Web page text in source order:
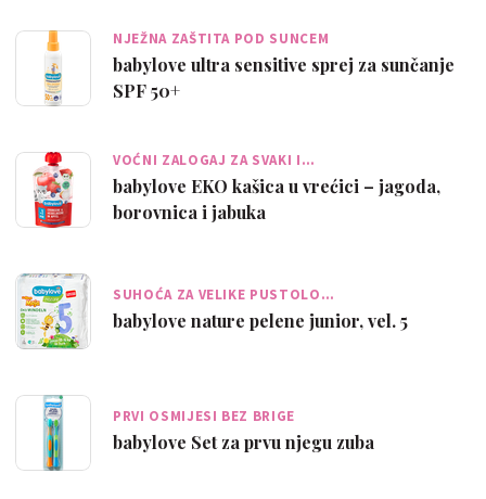
NJEŽNA ZAŠTITA POD SUNCEM
babylove ultra sensitive sprej za sunčanje
SPF 50+
VOĆNI ZALOGAJ ZA SVAKI I…
babylove EKO kašica u vrećici – jagoda,
borovnica i jabuka
SUHOĆA ZA VELIKE PUSTOLO…
babylove nature pelene junior, vel. 5
PRVI OSMIJESI BEZ BRIGE
babylove Set za prvu njegu zuba